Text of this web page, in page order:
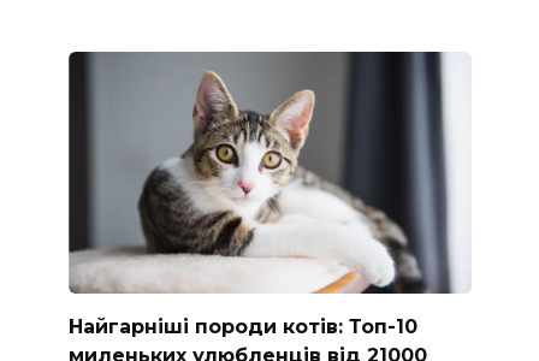
Найгарніші породи котів: Топ-10
миленьких улюбленців від 21000